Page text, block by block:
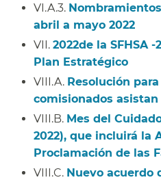
VI.A.3.
abril a mayo 2022
VII. 2022de la SFHSA
Plan Estratégico
VIII.A. Resolución
comisionados
VIII.B. Mes del
2022), que incluirá la
Proclamación de las
VIII.C. Nuevo acuerdo